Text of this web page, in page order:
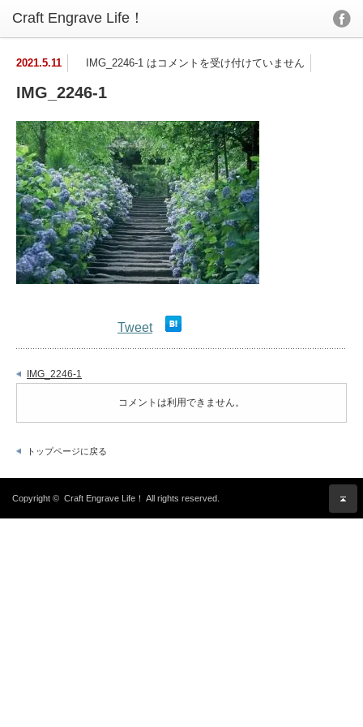
2021.5.11 IMG_2246-1 は コメントを受け付けていません
IMG_2246-1
Tweet
IMG_2246-1
コメントは利用できません。
トップページに戻る
Copyright © Craft Engrave Life！ All rights reserved.